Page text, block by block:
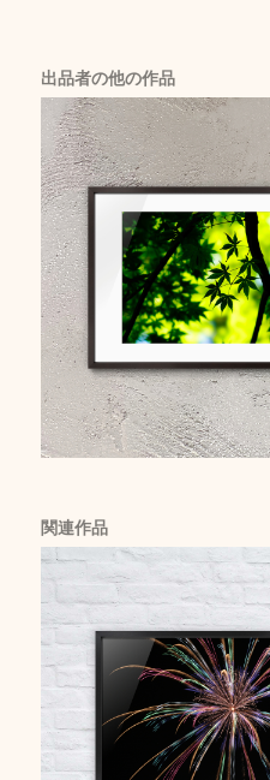
出品者の他の作品
関連作品